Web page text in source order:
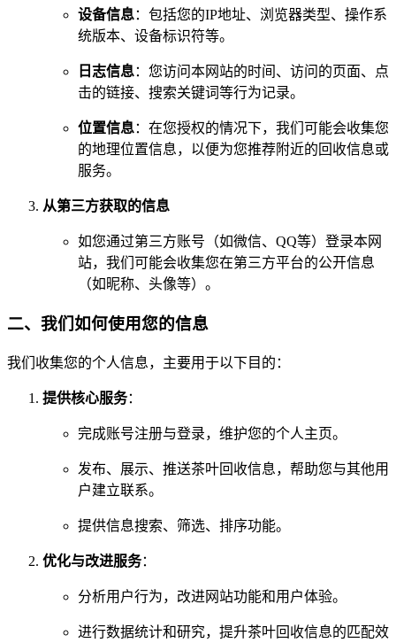
设备信息：包括您的IP地址、浏览器类型、操作系
统版本、设备标识符等。
日志信息：您访问本网站的时间、访问的页面、点
击的链接、搜索关键词等行为记录。
位置信息：在您授权的情况下，我们可能会收集您
的地理位置信息，以便为您推荐附近的回收信息或
服务。
从第三方获取的信息
如您通过第三方账号（如微信、QQ等）登录本网
站，我们可能会收集您在第三方平台的公开信息
（如昵称、头像等）。
二、我们如何使用您的信息
我们收集您的个人信息，主要用于以下目的：
提供核心服务：
完成账号注册与登录，维护您的个人主页。
发布、展示、推送茶叶回收信息，帮助您与其他用
户建立联系。
提供信息搜索、筛选、排序功能。
优化与改进服务：
分析用户行为，改进网站功能和用户体验。
进行数据统计和研究，提升茶叶回收信息的匹配效